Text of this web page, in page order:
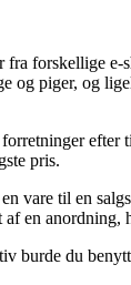
forskellige
og piger, og
efter
pris.
vare til en
en
burde du